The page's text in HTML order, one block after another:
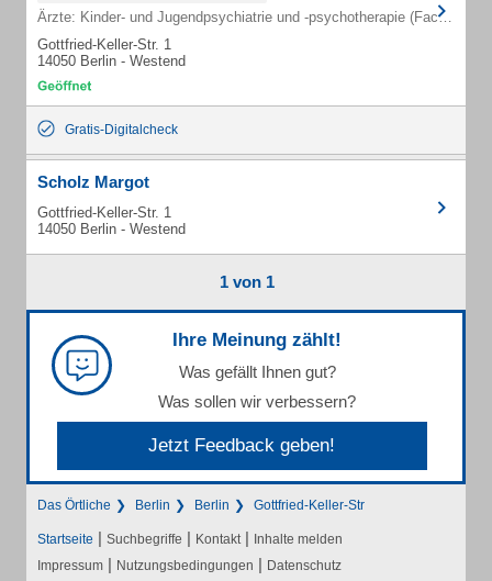
Ärzte: Kinder- und Jugendpsychiatrie und -psychotherapie (Fachärzte)
Gottfried-Keller-Str. 1
14050 Berlin - Westend
Gratis-Digitalcheck
Scholz Margot
Gottfried-Keller-Str. 1
14050 Berlin - Westend
1 von 1
Ihre Meinung zählt!
Was gefällt Ihnen gut?
Was sollen wir verbessern?
Jetzt Feedback geben!
Das Örtliche Berlin Berlin Gottfried-Keller-Str
Startseite | Suchbegriffe | Kontakt | Inhalte melden
Impressum | Nutzungsbedingungen | Datenschutz